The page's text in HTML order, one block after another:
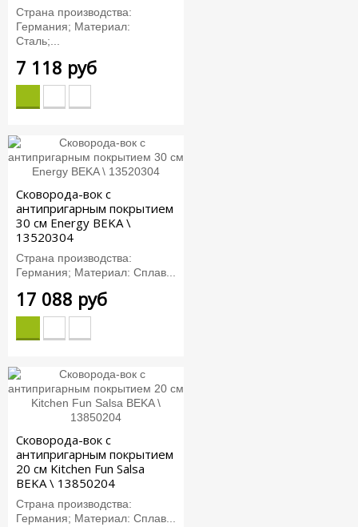
Страна производства:
Германия; Материал:
Сталь;...
7 118 руб
Сковорода-вок с
антипригарным покрытием
30 см Energy BEKA \
13520304
Страна производства:
Германия; Материал: Сплав...
17 088 руб
Сковорода-вок с
антипригарным покрытием
20 см Kitchen Fun Salsa
BEKA \ 13850204
Страна производства:
Германия; Материал: Сплав...